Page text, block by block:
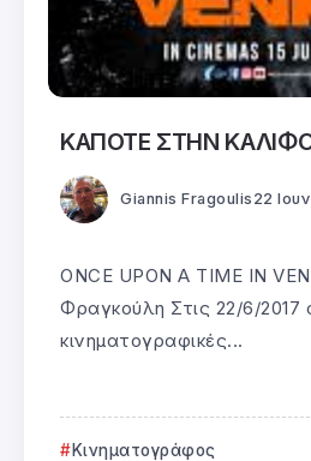
ΚΑΠΟΤΕ ΣΤΗΝ
Giannis Fragoulis 22
ONCE UPON A TIME IN
Φραγκούλη Στις 22/6/2017
κινηματογραφικές...
Κινηματογράφος